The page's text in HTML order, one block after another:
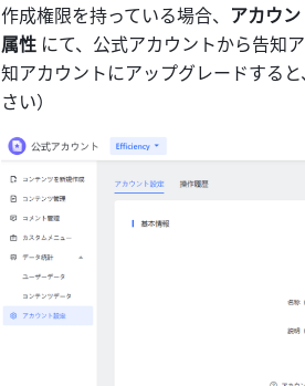
作成権限を持っている場合、 アカウ
属性 にて、公式アカウントから告知
知アカウントにアップグレードする
さい）